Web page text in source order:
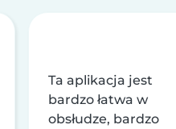
Ta aplikacja jest
bardzo łatwa w
obsłudze, bardzo